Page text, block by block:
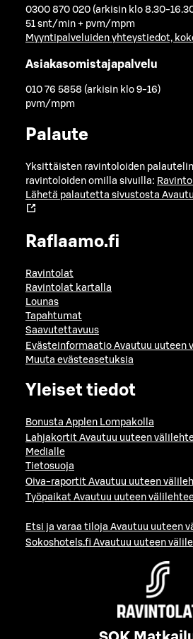
0300 870 020 (arkisin klo 8.30-
51 snt/min + pvm/mpm
Myyntipalveluiden yhteystiedot,
Asiakasomistajapalvelu
010 76 5858 (arkisin klo 9-16)
pvm/mpm
Palaute
Yksittäisten ravintoloiden
ravintoloiden omilla sivuilla:
Lähetä palautetta sivustosta
Raflaamo.fi
Ravintolat
Ravintolat kartalla
Lounas
Tapahtumat
Saavutettavuus
Evästeinformaatio Avautuu uuteen
Muuta evästeasetuksia
Yleiset tiedot
Bonusta Applen Lompakolla
Lahjakortit Avautuu uuteen
Medialle
Tietosuoja
Oiva-raportit Avautuu uuteen
Työpaikat Avautuu uuteen
Etsi ja varaa tiloja Avautuu uuteen
Sokoshotels.fi Avautuu uuteen